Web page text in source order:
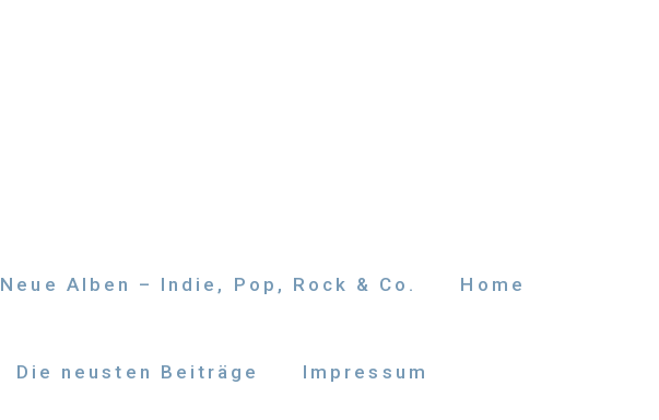
Neue Alben – Indie, Pop, Rock & Co. Home
Die neusten Beiträge Impressum